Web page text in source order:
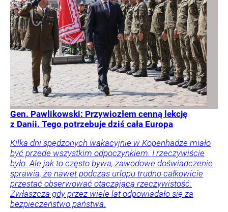
Gen. Pawlikowski: Przywiozłem cenną lekcję
z Danii. Tego potrzebuje dziś cała Europa
Kilka dni spędzonych wakacyjnie w Kopenhadze miało
być przede wszystkim odpoczynkiem. I rzeczywiście
było. Ale jak to często bywa, zawodowe doświadczenie
sprawia, że nawet podczas urlopu trudno całkowicie
przestać obserwować otaczającą rzeczywistość.
Zwłaszcza gdy przez wiele lat odpowiadało się za
bezpieczeństwo państwa.